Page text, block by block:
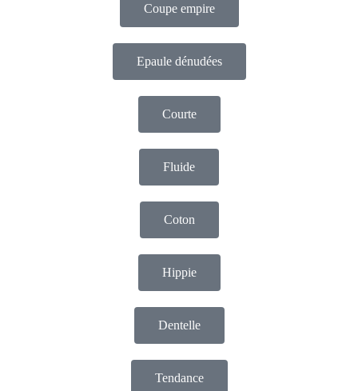
Coupe empire
Epaule dénudées
Courte
Fluide
Coton
Hippie
Dentelle
Tendance